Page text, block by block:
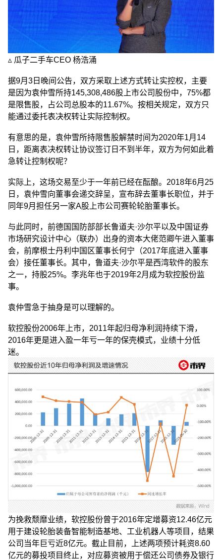
▵ 瓜子二手车CEO 杨浩涌
据9月3日晚间公告，双方采取上述方式转让实控权，主要
是因为袁仲雪所持145,308,486股上市公司股份中，75%都
是限售股，占公司总股本的11.67%。按相关规定，双方只
能通过委托表决权转让实际控制权。
有意思的是，袁仲雪所持限售股解禁时间为2020年1月14
日，距离表决权转让协议签订日不到半年，双方为何如此着
急转让控制权呢？
实际上，这场交易至少于一年前已经在酝酿。2018年6月25
日，袁仲雪向董事会递交辞呈，宣布辞去董事长职位，并于
同年9月担任另一家A股上市公司赛轮轮胎董事长。
与此同时，前德国国防部部长鲁道夫·沙尔平以及中国证券
市场研究设计中心（联办）出身的资本大佬范卿午进入董事
会，前摩根士丹利中国区董事长何宁（2017年底进入董事
会）接任董事长。其中，鲁道夫·沙尔平是西湾软件的股东
之一，持股25%。李兆年也于2019年2月成为软控股份监
事。
袁仲雪急于抽身是可以理解的。
软控股份2006年上市，2011年起归母净利润持续下滑，
2016年更是进入盈一年亏一年的保壳模式，业绩十分低
迷。
为挽救颓靡业绩，软控股份曾于2016年定增募资12.46亿元
用于建设轮胎装备智能制造基地、工业机器人等项目，结果
公司当年巨亏近8亿元。截止目前，上述两项预计耗资8.60
亿元的募投项目终止，对应募资被用于偿还公司债券及银行